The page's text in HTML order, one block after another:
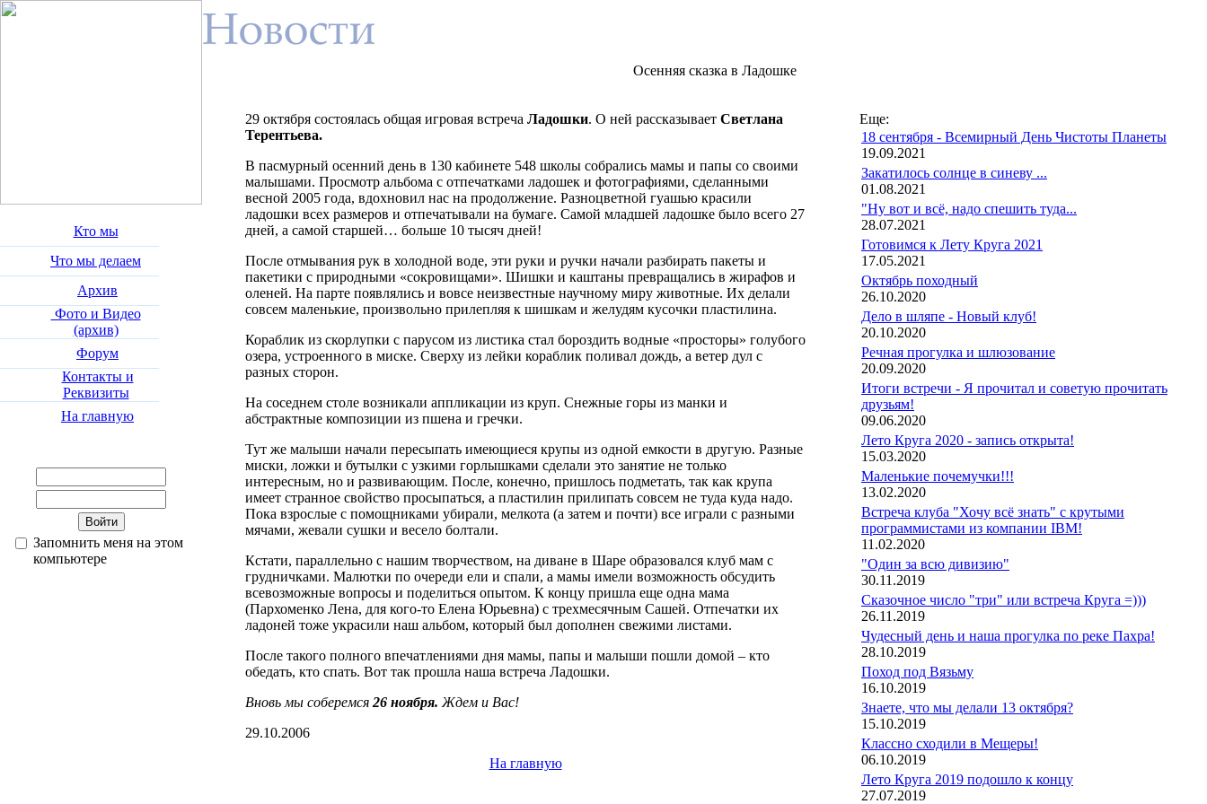
Кто мы
Что мы делаем
Архив
Фото и Видео
(архив)
Форум
Контакты и
Реквизиты
На главную
Запомнить меня на этом
компьютере
Осенняя сказка в Ладошке
29 октября состоялась общая игровая встреча Ладошки. О ней рассказывает Светлана
Терентьева.
В пасмурный осенний день в 130 кабинете 548 школы собрались мамы и папы со своими
малышами. Просмотр альбома с отпечатками ладошек и фотографиями, сделанными
весной 2005 года, вдохновил нас на продолжение. Разноцветной гуашью красили
ладошки всех размеров и отпечатывали на бумаге. Самой младшей ладошке было всего 27
дней, а самой старшей… больше 10 тысяч дней!
После отмывания рук в холодной воде, эти руки и ручки начали разбирать пакеты и
пакетики с природными «сокровищами». Шишки и каштаны превращались в жирафов и
оленей. На парте появлялись и вовсе неизвестные научному миру животные. Их делали
совсем маленькие, произвольно прилепляя к шишкам и желудям кусочки пластилина.
Кораблик из скорлупки с парусом из листика стал бороздить водные «просторы» голубого
озера, устроенного в миске. Сверху из лейки кораблик поливал дождь, а ветер дул с
разных сторон.
На соседнем столе возникали аппликации из круп. Снежные горы из манки и
абстрактные композиции из пшена и гречки.
Тут же малыши начали пересыпать имеющиеся крупы из одной емкости в другую. Разные
миски, ложки и бутылки с узкими горлышками сделали это занятие не только
интересным, но и развивающим. После, конечно, пришлось подметать, так как крупа
имеет странное свойство просыпаться, а пластилин прилипать совсем не туда куда надо.
Пока взрослые с помощниками убирали, мелкота (а затем и почти) все играли с разными
мячами, жевали сушки и весело болтали.
Кстати, параллельно с нашим творчеством, на диване в Шаре образовался клуб мам с
грудничками. Малютки по очереди ели и спали, а мамы имели возможность обсудить
всевозможные вопросы и поделиться опытом. К концу пришла еще одна мама
(Пархоменко Лена, для кого-то Елена Юрьевна) с трехмесячным Сашей. Отпечатки их
ладоней тоже украсили наш альбом, который был дополнен свежими листами.
После такого полного впечатлениями дня мамы, папы и малыши пошли домой – кто
обедать, кто спать. Вот так прошла наша встреча Ладошки.
Вновь мы соберемся 26 ноября. Ждем и Вас!
29.10.2006
На главную
Еще:
18 сентября - Всемирный День Чистоты Планеты
19.09.2021
Закатилось солнце в синеву ...
01.08.2021
"Ну вот и всё, надо спешить туда...
28.07.2021
Готовимся к Лету Круга 2021
17.05.2021
Октябрь походный
26.10.2020
Дело в шляпе - Новый клуб!
20.10.2020
Речная прогулка и шлюзование
20.09.2020
Итоги встречи - Я прочитал и советую прочитать
друзьям!
09.06.2020
Лето Круга 2020 - запись открыта!
15.03.2020
Маленькие почемучки!!!
13.02.2020
Встреча клуба "Хочу всё знать" с крутыми
программистами из компании IBM!
11.02.2020
"Один за всю дивизию"
30.11.2019
Сказочное число "три" или встреча Круга =)))
26.11.2019
Чудесный день и наша прогулка по реке Пахра!
28.10.2019
Поход под Вязьму
16.10.2019
Знаете, что мы делали 13 октября?
15.10.2019
Классно сходили в Мещеры!
06.10.2019
Лето Круга 2019 подошло к концу
27.07.2019